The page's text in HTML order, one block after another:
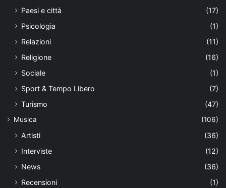
Paesi e città
(17)
Psicologia
(1)
Relazioni
(11)
Religione
(16)
Sociale
(1)
Sport & Tempo Libero
(7)
Turismo
(47)
Musica (106)
Artisti
(36)
Interviste
(12)
News
(36)
Recensioni
(1)